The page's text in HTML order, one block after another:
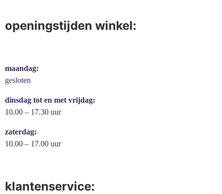
openingstijden winkel:
maandag:
gesloten
dinsdag tot en met vrijdag:
10.00 – 17.30 uur
zaterdag:
10.00 – 17.00 uur
klantenservice: